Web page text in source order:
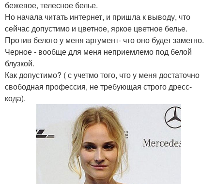
бежевое, телесное белье.
Но начала читать интернет, и пришла к выводу, что
сейчас допустимо и цветное, яркое цветное белье.
Против белого у меня аргумент- что оно будет заметно.
Черное - вообще для меня неприемлемо под белой
блузкой.
Как допустимо? ( с учетмо того, что у меня достаточно
свободная профессия, не требующая строго дресс-
кода).